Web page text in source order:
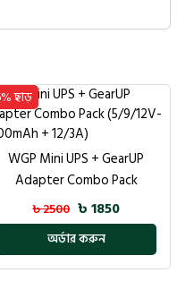
ছাড়
WGP Mini UPS + GearUP
Adapter Combo Pack
(5/9/12V- 8800mAh + 12/3A)
৳ 2500 ৳ 1850
অর্ডার করুন